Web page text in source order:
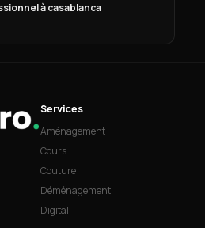
à casablanca
Services
Aménagement
Cours
Couture
Déménagement
Digital